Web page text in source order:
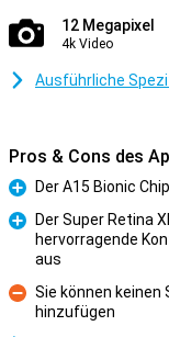
12 Megapixel
4k Video
Ausführliche
Pros & Cons des
Pro
Der A15 Bionic
Der Super Retina
hervorragende
aus
Kontra
Sie können
hinzufügen